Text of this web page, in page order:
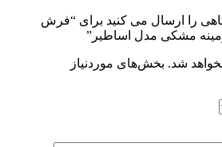
را ارسال می کنید برای “فرش
شد. بخش‌های موردنیاز